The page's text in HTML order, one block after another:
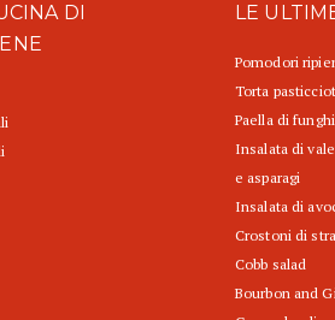
DI
LE
Pomodori
Torta
Paella di
Insalata di
e asparagi
Insalata di
Crostoni di
Cobb salad
Bourbon and